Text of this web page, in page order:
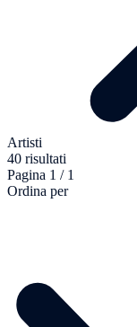
Artisti
40 risultati
Pagina 1 / 1
Ordina per